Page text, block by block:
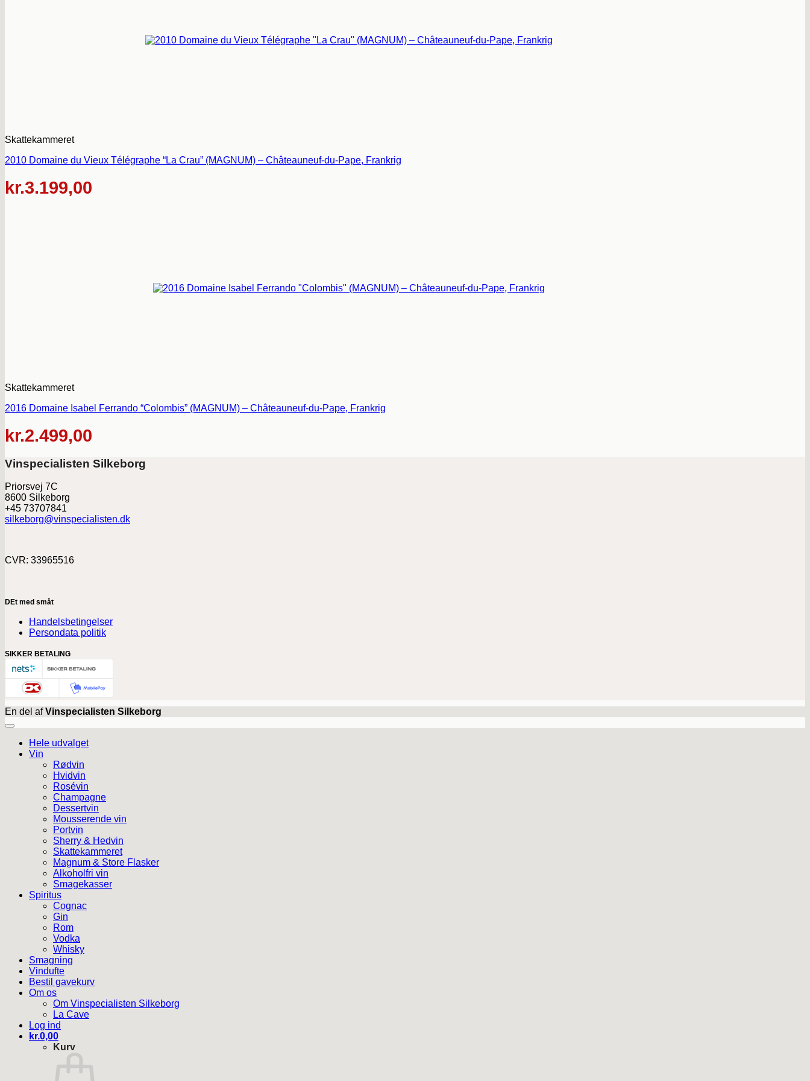
Skattekammeret
2010 Domaine du Vieux Télégraphe “La Crau” (MAGNUM) – Châteauneuf-du-Pape, Frankrig
kr.3.199,00
Skattekammeret
2016 Domaine Isabel Ferrando “Colombis” (MAGNUM) – Châteauneuf-du-Pape, Frankrig
kr.2.499,00
Vinspecialisten Silkeborg
Priorsvej 7C
8600 Silkeborg
+45 73707841
silkeborg@vinspecialisten.dk
CVR: 33965516
DEt med småt
Handelsbetingelser
Persondata politik
SIKKER BETALING
En del afVinspecialisten Silkeborg
Hele udvalget
Vin
Rødvin
Hvidvin
Rosévin
Champagne
Dessertvin
Mousserende vin
Portvin
Sherry & Hedvin
Skattekammeret
Magnum & Store Flasker
Alkoholfri vin
Smagekasser
Spiritus
Cognac
Gin
Rom
Vodka
Whisky
Smagning
Vindufte
Bestil gavekurv
Om os
Om Vinspecialisten Silkeborg
La Cave
Log ind
kr.0,00
Kurv